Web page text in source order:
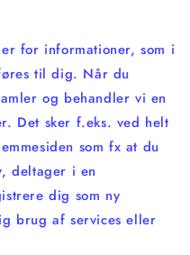
for informationer, som i
til dig. Når du
og behandler vi en
Det sker f.eks. ved helt
som fx at du
deltager i en
dig som ny
brug af services eller